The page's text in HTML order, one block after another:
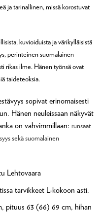
ja tarinallinen, missä korostuvat
kuvioiduista ja värikylläisistä
perinteinen suomalainen
rikas ilme. Hänen työnsä ovat
taideteoksia.
sopivat erinomaisesti
Hänen neuleissaan näkyvät
on vahvimmillaan: runsaat
sekäsuomalainen
Lehtovaara
tarvikkeet L-kokoon asti.
pituus 63 (66) 69 cm, hihan